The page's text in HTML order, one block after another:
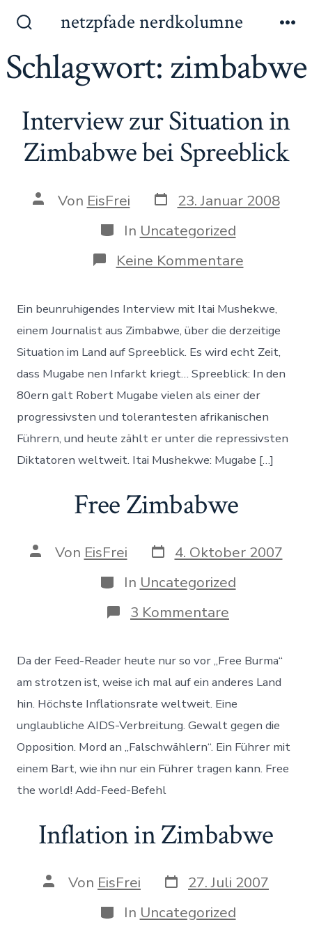
Inhalt
springenein-/ausblenden
netzpfade nerdkolumne
Schlagwort:zimbabwe
Interview zur Situation in
Zimbabwe bei Spreeblick
AutorVon EisFrei Datum
des
Beitrags
23. Januar 2008
Kategorien
In Uncategorized
Keine Kommentarezu
Interview
Situation
in
bei
Ein beunruhigendes Interview mit Itai Mushekwe,
einem Journalist aus Zimbabwe, über die derzeitige
Situation im Land auf Spreeblick. Es wird echt Zeit,
dass Mugabe nen Infarkt kriegt… Spreeblick: In den
80ern galt Robert Mugabe vielen als einer der
progressivsten und tolerantesten afrikanischen
Führern, und heute zählt er unter die repressivsten
Diktatoren weltweit. Itai Mushekwe: Mugabe […]
Free Zimbabwe
AutorVon EisFrei Datum
des
Beitrags
4. Oktober 2007
Kategorien
In Uncategorized
3 Kommentare
Free
Da der Feed-Reader heute nur so vor „Free Burma“
am strotzen ist, weise ich mal auf ein anderes Land
hin. Höchste Inflationsrate weltweit. Eine
unglaubliche AIDS-Verbreitung. Gewalt gegen die
Opposition. Mord an „Falschwählern“. Ein Führer mit
einem Bart, wie ihn nur ein Führer tragen kann. Free
the world! Add-Feed-Befehl
Inflation in Zimbabwe
AutorVon EisFrei Datum
des
Beitrags
27. Juli 2007
Kategorien
In Uncategorized